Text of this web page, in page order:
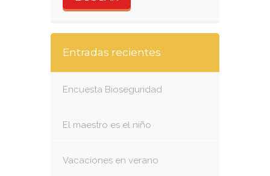
Entradas recientes
Encuesta Bioseguridad
El maestro es el niño
Vacaciones en verano